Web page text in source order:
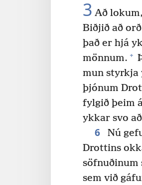
3 Að
Biðjið að
það er hjá
mönnum. +
mun styrkja
þjónum
fylgið þeim
ykkar svo
6
Nú
Drottins
sem við